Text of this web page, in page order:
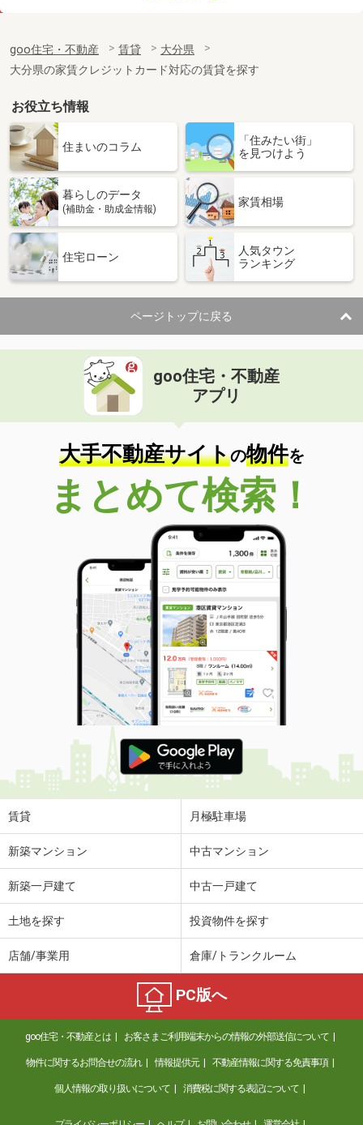
専有面積
29.47m²
間取り
1K
大分県大分市原新町
価 格
6.90万円
大分県大分市原新町
専有面積 66.16m²
間取り
大分県大分市賀来南２丁目
住 所
大分県大分市賀来南２丁目
専有面積 23.69m²
間取り
1K
大分県大分市大在北３
価 格
住 所
大分県大分市大在北３
専有面積 45.72m²
間取り
1LDK
大分県大分市羽屋２丁目
価 格
4.10万円
大分県大分市羽屋２丁目
22.35m²
間取り
1K
大分県大分市羽屋２丁目
価 格
4.10万円
住 所
大分県大分市羽屋２丁目
専有面積 22.35m²
間取り
1K
大分県大分市羽屋３丁目
価 格
3.60万円
住 所
大分県大分市羽屋３丁目
専有面積
大分県大分市南太平寺２丁目
4.70万円
大分県大分市南太平寺３丁目
4.20万円
住 所
大分県大分市南太平寺３丁目
専有面積 22.35m²
間取り
1K
大分県大分市南太平寺２丁目
goo住宅・不動産 賃貸
大分県
大分県の家賃クレジットカード対応の賃貸を探す
お役立ち情報
住まいのコラム
「住みたい街」
を見つけよう
暮らしのデータ
(補助金・助成金情報)
家賃相場
住宅ローン
人気タウン
ランキング
ページトップに戻る
goo住宅・不動産
アプリ
大手不動産サイトの物件を
まとめて検索！
賃貸 月極駐車場
新築マンション 中古マンション
新築一戸建て 中古一戸建て
土地を探す 投資物件を探す
店舗/事業用 倉庫/トランクルーム
PC版へ
goo住宅・不動産とは お客さまご利用端末からの情報の外部送信について
物件に関するお問合せの流れ 情報提供元 不動産情報に関する免責事項
個人情報の取り扱いについて 消費税に関する表記について